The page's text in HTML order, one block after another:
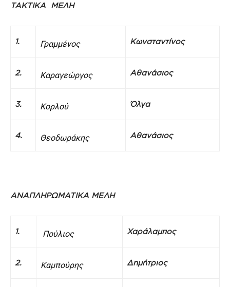
ΤΑΚΤΙΚΑ ΜΕΛΗ
1. Γραμμένος Κωνσταντίνος
2. Καραγεώργος Αθανάσιος
3. Κορλού Όλγα
4. Θεοδωράκης Αθανάσιος
ΑΝΑΠΛΗΡΩΜΑΤΙΚΑ ΜΕΛΗ
1. Πούλιος Χαράλαμπος
2. Καμπούρης Δημήτριος